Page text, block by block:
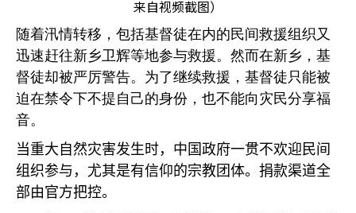
来自视频截图）
随着汛情转移，包括基督徒在内的民间救援组织又
迅速赶往新乡卫辉等地参与救援。然而在新乡，基
督徒却被严厉警告。为了继续救援，基督徒只能被
迫在禁令下不提自己的身份，也不能向灾民分享福
音。
当重大自然灾害发生时，中国政府一贯不欢迎民间
组织参与，尤其是有信仰的宗教团体。捐款渠道全
部由官方把控。